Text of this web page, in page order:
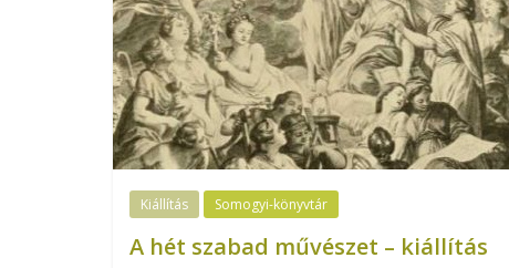
Kiállítás Somogyi-könyvtár
A hét szabad művészet – kiállítás